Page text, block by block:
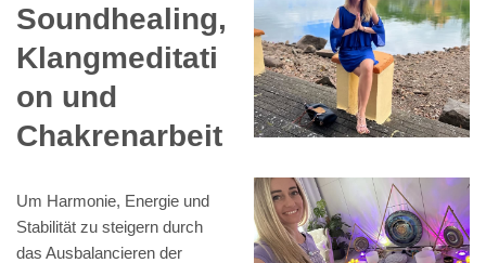
Soundhealing,
Klangmeditati
on und
Chakrenarbeit
Um Harmonie, Energie und
Stabilität zu steigern durch
das Ausbalancieren der